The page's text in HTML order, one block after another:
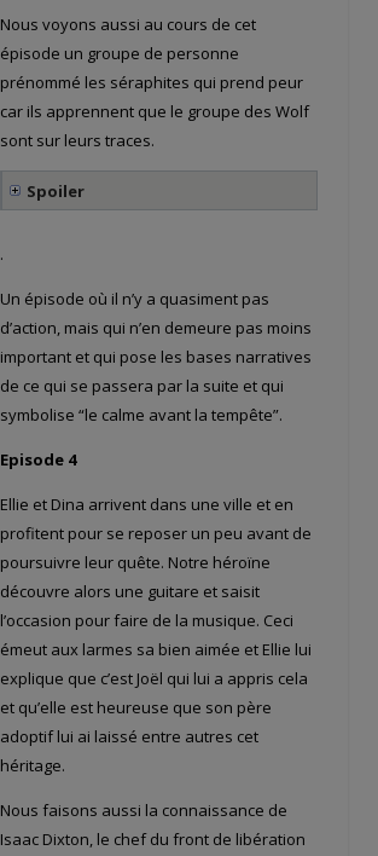
Nous voyons aussi au cours de cet
épisode un groupe de personne
prénommé les séraphites qui prend peur
car ils apprennent que le groupe des Wolf
sont sur leurs traces.
Spoiler
.
Un épisode où il n’y a quasiment pas
d’action, mais qui n’en demeure pas moins
important et qui pose les bases narratives
de ce qui se passera par la suite et qui
symbolise “le calme avant la tempête”.
Episode 4
Ellie et Dina arrivent dans une ville et en
profitent pour se reposer un peu avant de
poursuivre leur quête. Notre héroïne
découvre alors une guitare et saisit
l’occasion pour faire de la musique. Ceci
émeut aux larmes sa bien aimée et Ellie lui
explique que c’est Joël qui lui a appris cela
et qu’elle est heureuse que son père
adoptif lui ai laissé entre autres cet
héritage.
Nous faisons aussi la connaissance de
Isaac Dixton, le chef du front de libération